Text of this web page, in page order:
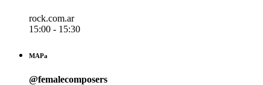
rock.com.ar
15:00 - 15:30
MAPa
@femalecomposers